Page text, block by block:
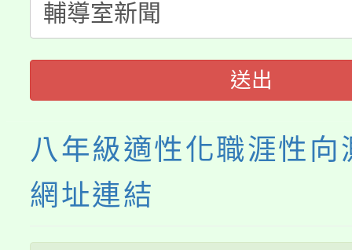
程
送出
八年級適性化職涯性向
網址連結